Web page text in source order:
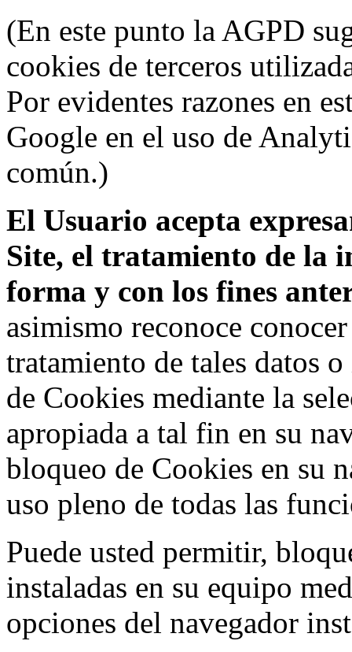
(En este punto la AGPD
cookies de terceros
Por evidentes razones en
Google en el uso de
común.)
El Usuario acepta
Site, el tratamiento de la
forma y con los fines
asimismo reconoce
tratamiento de tales datos
de Cookies mediante la
apropiada a tal fin en su
bloqueo de Cookies en su
uso pleno de todas las
Puede usted permitir,
instaladas en su equipo
opciones del navegador